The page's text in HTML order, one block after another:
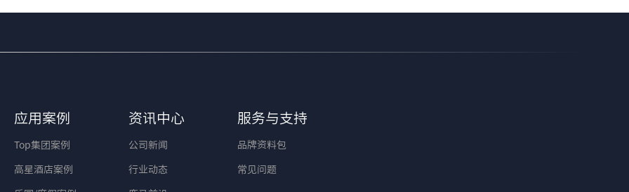
应用案例
Top集团案例
高星酒店案例
资讯中心
公司新闻
行业动态
服务与支持
品牌资料包
常见问题